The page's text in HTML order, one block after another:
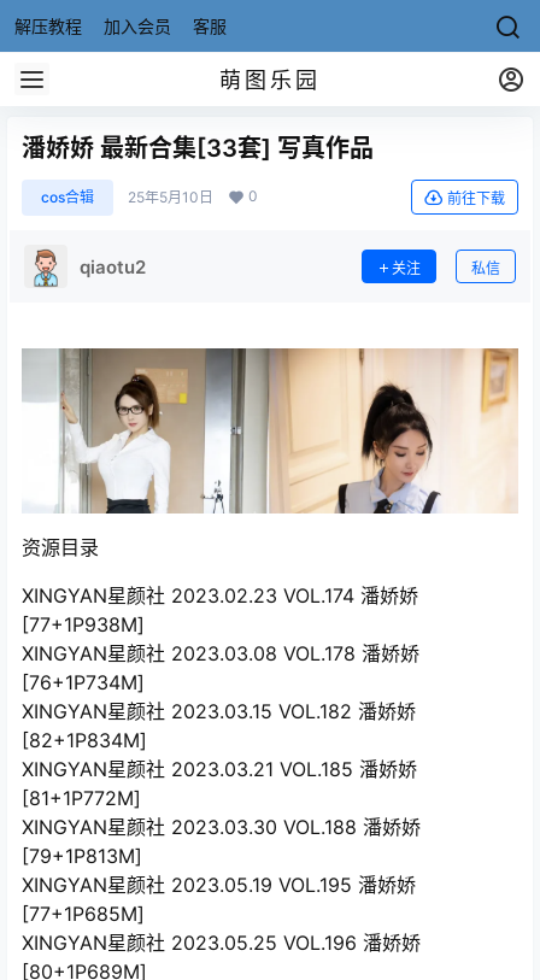
解压教程 加入会员 客服
萌图乐园
潘娇娇 最新合集[33套] 写真作品
cos合辑 25年5月10日 0 前往下载
qiaotu2 关注 私信
资源目录
XINGYAN星颜社 2023.02.23 VOL.174 潘娇娇
[77+1P938M]
XINGYAN星颜社 2023.03.08 VOL.178 潘娇娇
[76+1P734M]
XINGYAN星颜社 2023.03.15 VOL.182 潘娇娇
[82+1P834M]
XINGYAN星颜社 2023.03.21 VOL.185 潘娇娇
[81+1P772M]
XINGYAN星颜社 2023.03.30 VOL.188 潘娇娇
[79+1P813M]
XINGYAN星颜社 2023.05.19 VOL.195 潘娇娇
[77+1P685M]
XINGYAN星颜社 2023.05.25 VOL.196 潘娇娇
[80+1P689M]